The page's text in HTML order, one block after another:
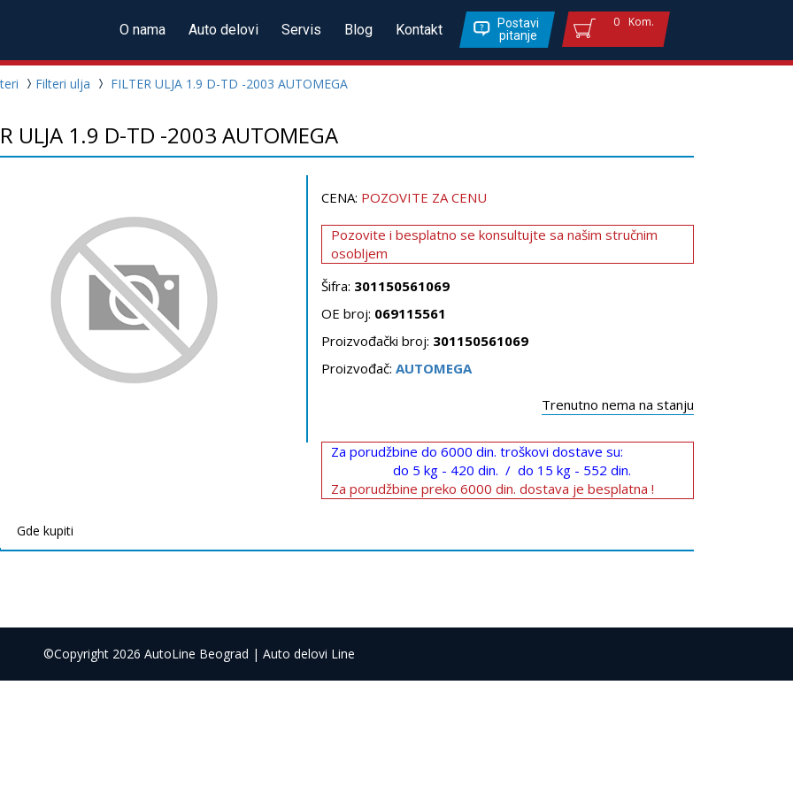
O nama Auto delovi Servis Blog Kontakt
Postavi
pitanje
0 Kom.
Filteri ulja FILTER ULJA 1.9 D-TD -2003 AUTOMEGA
ULJA 1.9 D-TD -2003 AUTOMEGA
CENA: POZOVITE ZA CENU
Pozovite i besplatno se konsultujte sa našim stručnim
osobljem
Šifra: 301150561069
OE broj: 069115561
Proizvođački broj: 301150561069
Proizvođač: AUTOMEGA
Trenutno nema na stanju
Za porudžbine do 6000 din. troškovi dostave su:
do 5 kg - 420 din. / do 15 kg - 552 din.
Za porudžbine preko 6000 din. dostava je besplatna !
Gde kupiti
©Copyright 2026 AutoLine Beograd | Auto delovi Line